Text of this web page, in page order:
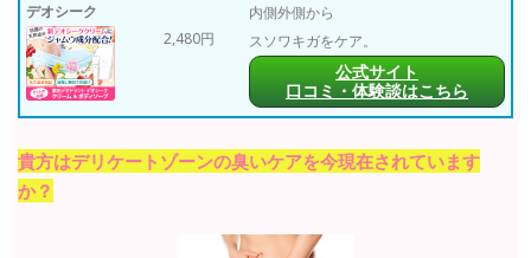
デオシーク
2,480円
内側外側から
スソワキガをケア。
公式サイト
口コミ・体験談はこちら
貴方はデリケートゾーンの臭いケアを今現在されています
か？